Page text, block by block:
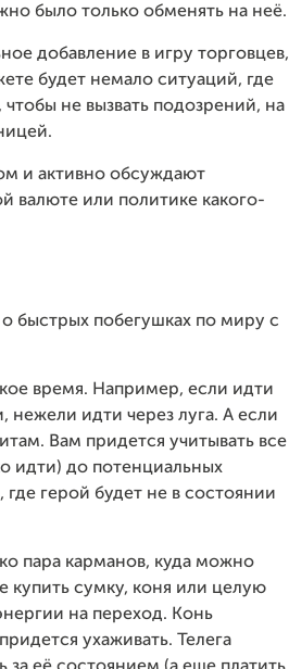
было только обменять на неё.
добавление в игру торговцев,
будет немало ситуаций, где
не вызвать подозрений, на
и активно обсуждают
валюте или политике какого-
о быстрых побегушках по миру с
время. Например, если идти
нежели идти через луга. А если
Вам придется учитывать все
идти) до потенциальных
где герой будет не в состоянии
пара карманов, куда можно
купить сумку, коня или целую
на переход. Конь
ухаживать. Телега